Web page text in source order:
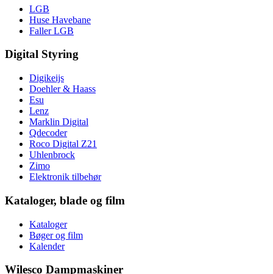
LGB
Huse Havebane
Faller LGB
Digital Styring
Digikeijs
Doehler & Haass
Esu
Lenz
Marklin Digital
Qdecoder
Roco Digital Z21
Uhlenbrock
Zimo
Elektronik tilbehør
Kataloger, blade og film
Kataloger
Bøger og film
Kalender
Wilesco Dampmaskiner